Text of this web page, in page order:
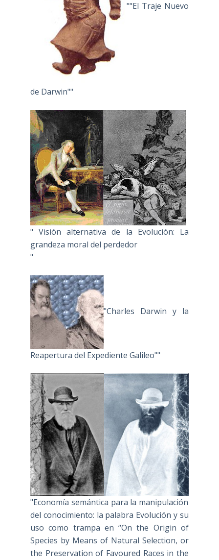
""El Traje Nuevo
de Darwin""
" Visión alternativa de la Evolución: La
grandeza moral del perdedor
"
"Charles Darwin y la
Reapertura del Expediente Galileo""
"Economía semántica para la manipulación
del conocimiento: la palabra Evolución y su
uso como trampa en “On the Origin of
Species by Means of Natural Selection, or
the Preservation of Favoured Races in the